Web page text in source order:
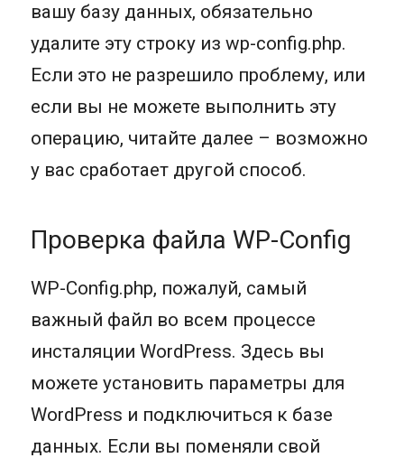
вашу базу данных, обязательно
удалите эту строку из wp-config.php.
Если это не разрешило проблему, или
если вы не можете выполнить эту
операцию, читайте далее – возможно
у вас сработает другой способ.
Проверка файла WP-Config
WP-Config.php, пожалуй, самый
важный файл во всем процессе
инсталяции WordPress. Здесь вы
можете установить параметры для
WordPress и подключиться к базе
данных. Если вы поменяли свой